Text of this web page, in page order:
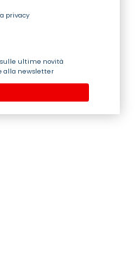
privacy
ultime novità
alla newsletter